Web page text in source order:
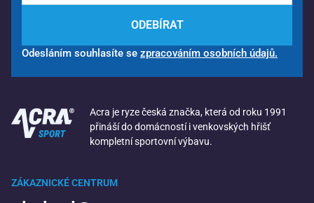
ODEBÍRAT
Odesláním souhlasíte se zpracováním osobních údajů.
Acra je ryze česká značka, která od roku 1991
přináší do domácností i venkovských hřišť
kompletní sportovní výbavu.
ZÁKAZNICKÉ CENTRUM